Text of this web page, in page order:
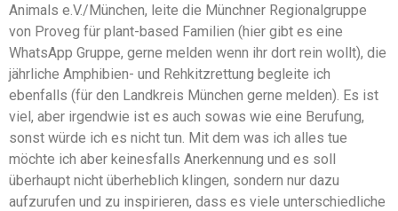
Animals e.V./München, leite die Münchner Regionalgruppe
von Proveg für plant-based Familien (hier gibt es eine
WhatsApp Gruppe, gerne melden wenn ihr dort rein wollt), die
jährliche Amphibien- und Rehkitzrettung begleite ich
ebenfalls (für den Landkreis München gerne melden). Es ist
viel, aber irgendwie ist es auch sowas wie eine Berufung,
sonst würde ich es nicht tun. Mit dem was ich alles tue
möchte ich aber keinesfalls Anerkennung und es soll
überhaupt nicht überheblich klingen, sondern nur dazu
aufzurufen und zu inspirieren, dass es viele unterschiedliche